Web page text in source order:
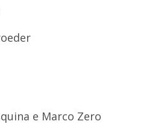
e Marco Zero